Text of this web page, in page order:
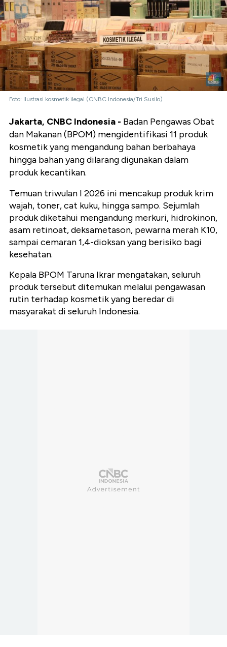
Foto: Ilustrasi kosmetik ilegal (CNBC Indonesia/Tri Susilo)
Jakarta, CNBC Indonesia - Badan Pengawas Obat
dan Makanan (BPOM) mengidentifikasi 11 produk
kosmetik yang mengandung bahan berbahaya
hingga bahan yang dilarang digunakan dalam
produk kecantikan.
Temuan triwulan I 2026 ini mencakup produk krim
wajah, toner, cat kuku, hingga sampo. Sejumlah
produk diketahui mengandung merkuri, hidrokinon,
asam retinoat, deksametason, pewarna merah K10,
sampai cemaran 1,4-dioksan yang berisiko bagi
kesehatan.
Kepala BPOM Taruna Ikrar mengatakan, seluruh
produk tersebut ditemukan melalui pengawasan
rutin terhadap kosmetik yang beredar di
masyarakat di seluruh Indonesia.